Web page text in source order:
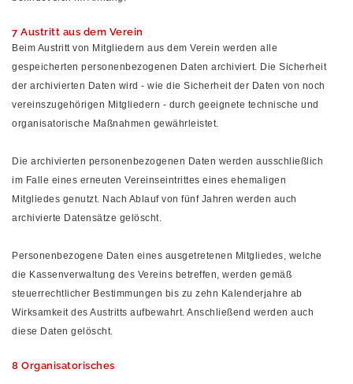
7 Austritt aus dem Verein
Beim Austritt von Mitgliedern aus dem Verein werden alle
gespeicherten personenbezogenen Daten archiviert. Die Sicherheit
der archivierten Daten wird - wie die Sicherheit der Daten von noch
vereinszugehörigen Mitgliedern - durch geeignete technische und
organisatorische Maßnahmen gewährleistet.
Die archivierten personenbezogenen Daten werden ausschließlich
im Falle eines erneuten Vereinseintrittes eines ehemaligen
Mitgliedes genutzt. Nach Ablauf von fünf Jahren werden auch
archivierte Datensätze gelöscht.
Personenbezogene Daten eines ausgetretenen Mitgliedes, welche
die Kassenverwaltung des Vereins betreffen, werden gemäß
steuerrechtlicher Bestimmungen bis zu zehn Kalenderjahre ab
Wirksamkeit des Austritts aufbewahrt. Anschließend werden auch
diese Daten gelöscht.
8 Organisatorisches